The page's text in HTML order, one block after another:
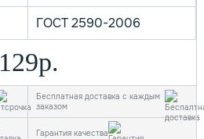
ГОСТ 2590-2006
129р.
Бесплатная доставка с каждым
заказом
Гарантия качества